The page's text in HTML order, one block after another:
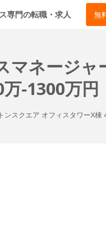
専門の転職・求人 無
マネージ
-1300万円
ンスクエア オフィスタワーX棟